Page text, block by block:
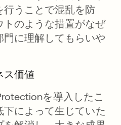
うことで混乱を防
トのような措置がなぜ
に理解してもらいや
ス価値
を導入したこ
によって生じていた